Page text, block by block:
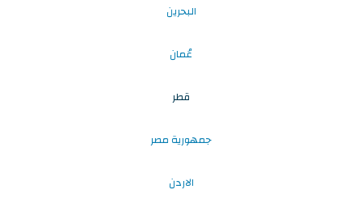
البحرين
عُمان
قطر
جمهورية مصر
الاردن